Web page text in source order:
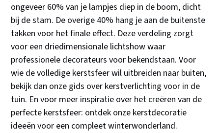
ongeveer 60% van je lampjes diep in de boom, dicht
bij de stam. De overige 40% hang je aan de buitenste
takken voor het finale effect. Deze verdeling zorgt
voor een driedimensionale lichtshow waar
professionele decorateurs voor bekendstaan. Voor
wie de volledige kerstsfeer wil uitbreiden naar buiten,
bekijk dan onze gids over kerstverlichting voor in de
tuin. En voor meer inspiratie over het creëren van de
perfecte kerstsfeer: ontdek onze kerstdecoratie
ideeën voor een compleet winterwonderland.